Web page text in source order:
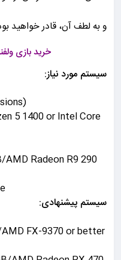
و به لطف آن، قادر خواهید
خرید بازی ولفنشتاین ۲
سیستم مورد نیاز:
5 1400 or Intel Core
AMD Radeon R9 290
سیستم پیشنهادی:
FX-9370 or better